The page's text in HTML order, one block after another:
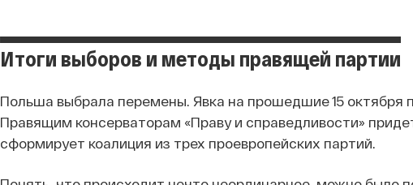
Итоги выборов и методы правящей партии
Польша выбрала перемены. Явка на прошедшие 15 октября
Правящим консерваторам «Праву и справедливости»
сформирует коалиция из трех проевропейских партий.